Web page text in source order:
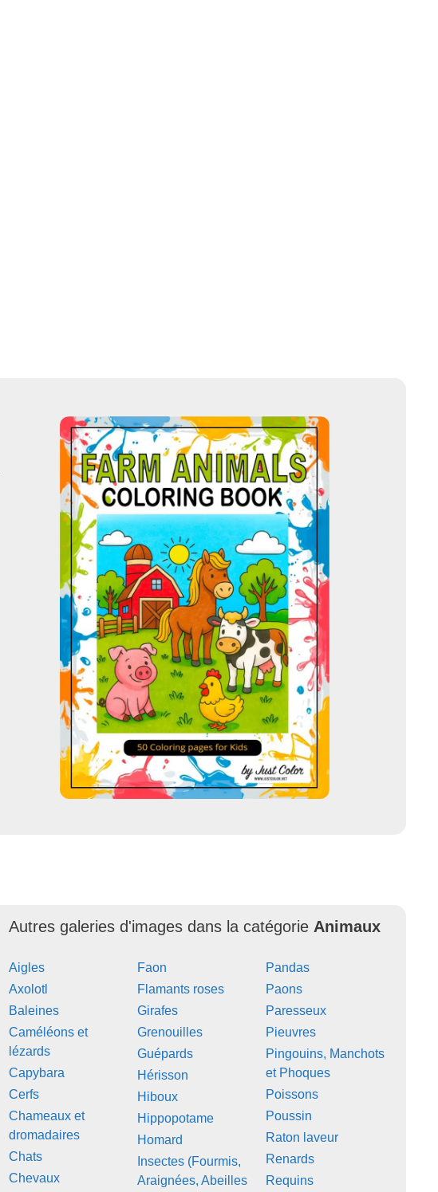
Autres galeries d'images dans la catégorie Animaux
Aigles
Axolotl
Baleines
Caméléons et
lézards
Capybara
Cerfs
Chameaux et
dromadaires
Chats
Chevaux
Faon
Flamants roses
Girafes
Grenouilles
Guépards
Hérisson
Hiboux
Hippopotame
Homard
Insectes (Fourmis,
Araignées, Abeilles
Pandas
Paons
Paresseux
Pieuvres
Pingouins, Manchots
et Phoques
Poissons
Poussin
Raton laveur
Renards
Requins